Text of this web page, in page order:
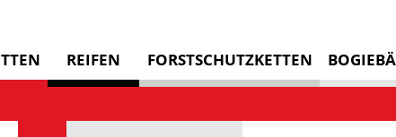
REIFEN FORSTSCHUTZKETTEN